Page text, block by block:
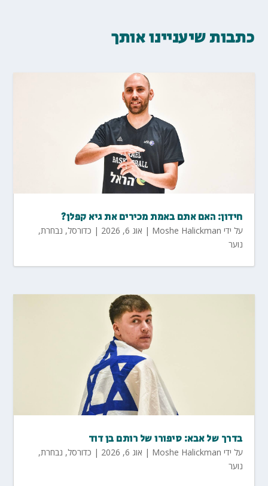
כתבות שיעניינו אותך
חידון: האם אתם באמת מכירים את גיא קפלן?
על ידי Moshe Halickman
| אוג 6, 2026 | כדורסל, נבחרת,
נוער
בדרך של אבא: סיפורו של רותם בן דוד
על ידי Moshe Halickman
| אוג 6, 2026 | כדורסל, נבחרת,
נוער